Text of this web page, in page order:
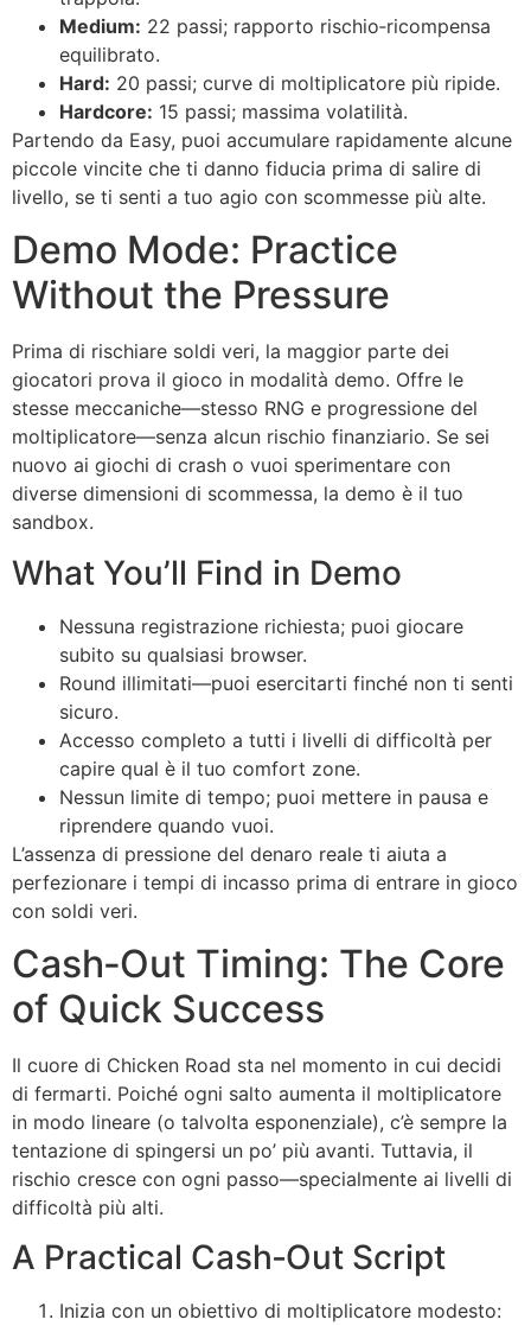
Medium: 22 passi; rapporto rischio‑ricompensa
equilibrato.
Hard: 20 passi; curve di moltiplicatore più ripide.
Hardcore: 15 passi; massima volatilità.
Partendo da Easy, puoi accumulare rapidamente alcune
piccole vincite che ti danno fiducia prima di salire di
livello, se ti senti a tuo agio con scommesse più alte.
Demo Mode: Practice
Without the Pressure
Prima di rischiare soldi veri, la maggior parte dei
giocatori prova il gioco in modalità demo. Offre le
stesse meccaniche—stesso RNG e progressione del
moltiplicatore—senza alcun rischio finanziario. Se sei
nuovo ai giochi di crash o vuoi sperimentare con
diverse dimensioni di scommessa, la demo è il tuo
sandbox.
What You’ll Find in Demo
Nessuna registrazione richiesta; puoi giocare
subito su qualsiasi browser.
Round illimitati—puoi esercitarti finché non ti senti
sicuro.
Accesso completo a tutti i livelli di difficoltà per
capire qual è il tuo comfort zone.
Nessun limite di tempo; puoi mettere in pausa e
riprendere quando vuoi.
L’assenza di pressione del denaro reale ti aiuta a
perfezionare i tempi di incasso prima di entrare in gioco
con soldi veri.
Cash‑Out Timing: The Core
of Quick Success
Il cuore di Chicken Road sta nel momento in cui decidi
di fermarti. Poiché ogni salto aumenta il moltiplicatore
in modo lineare (o talvolta esponenziale), c’è sempre la
tentazione di spingersi un po’ più avanti. Tuttavia, il
rischio cresce con ogni passo—specialmente ai livelli di
difficoltà più alti.
A Practical Cash‑Out Script
Inizia con un obiettivo di moltiplicatore modesto: